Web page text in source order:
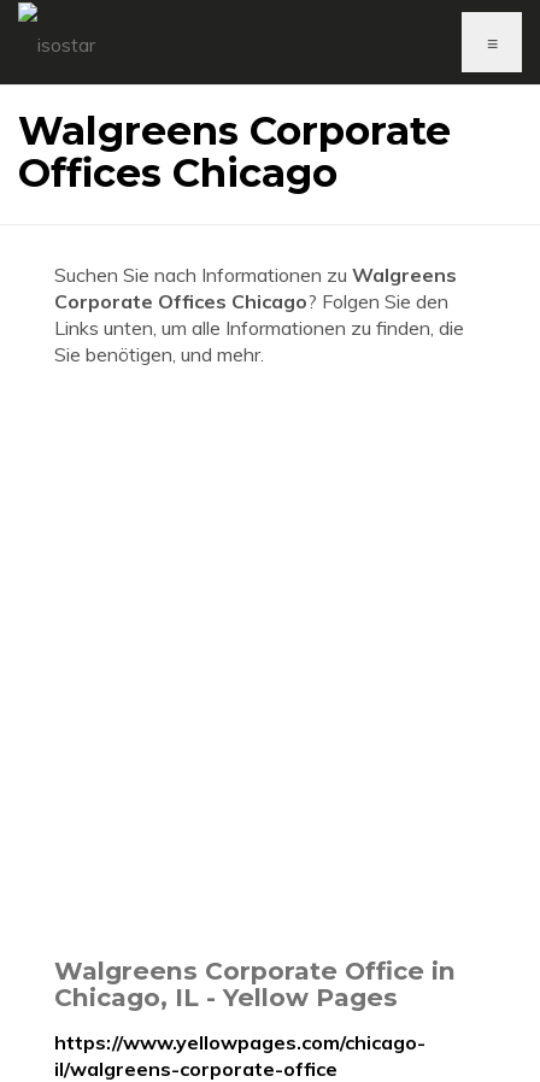
≡
Walgreens Corporate
Offices Chicago
Suchen Sie nach Informationen zu Walgreens
Corporate Offices Chicago? Folgen Sie den
Links unten, um alle Informationen zu finden, die
Sie benötigen, und mehr.
Walgreens Corporate Office in
Chicago, IL - Yellow Pages
https://www.yellowpages.com/chicago-
il/walgreens-corporate-office